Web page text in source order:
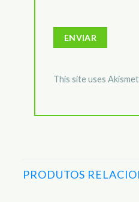
This site uses
PRODUTOS